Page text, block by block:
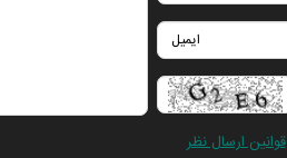
قوانین ارسال نظر